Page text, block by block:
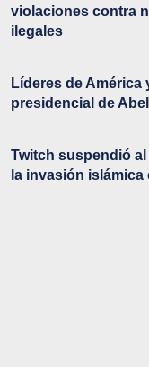
violaciones contra
ilegales
Líderes de
presidencial de
Twitch suspendió
la invasión islámica